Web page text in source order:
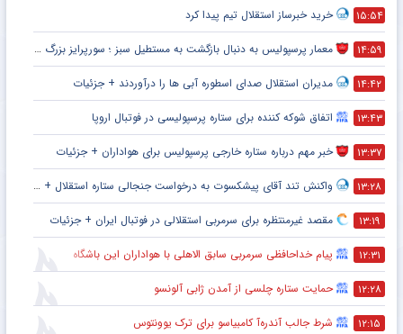
۱۵:۵۴ خرید خبرساز استقلال تیم پیدا کرد
۱۴:۵۹ معمار پرسپولیس به دنبال بازگشت به مستطیل سبز ؛ سورپرایز بزرگ در راه است ؟ + جزئیات
۱۴:۴۲ مدیران استقلال صدای اسطوره آبی ها را درآوردند + جزئیات
۱۳:۴۳ اتفاق شوکه کننده برای ستاره پرسپولیسی در فوتبال اروپا
۱۳:۳۷ خبر مهم درباره ستاره خارجی پرسپولیس برای هواداران + جزئیات
۱۳:۲۸ واکنش تند آقای پیشکسوت به درخواست جنجالی ستاره استقلال + جزئیات
۱۳:۱۹ مقصد غیرمنتظره برای سرمربی استقلالی در فوتبال ایران + جزئیات
۱۲:۳۱ پیام خداحافظی سرمربی سابق الاهلی با هواداران این باشگاه
۱۲:۲۸ حمایت ستاره چلسی از آمدن ژابی آلونسو
۱۲:۱۵ شرط جالب آندره‌آ کامبیاسو برای ترک یوونتوس